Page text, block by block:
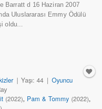
Barratt d 16 Haziran 2007
Uluslararası Emmy Ödülü
oldu...
| Yaşı: 44 | Oyuncu
(2022), Pam & Tommy (2022),